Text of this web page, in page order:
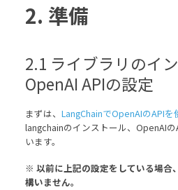
2. 準備
2.1 ライブラリのイ
OpenAI APIの設定
まずは、 LangChainでOpenAIのAPI
langchainのインストール、OpenAI
います。
※ 以前に上記の設定をしている場合
構いません。